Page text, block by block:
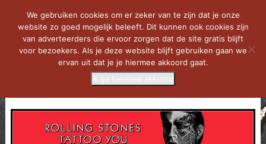
We gebruiken cookies om er zeker van te zijn dat je onze
website zo goed mogelijk beleeft. Dit kunnen ook cookies zijn
van adverteerders die ervoor zorgen dat de site gratis blijft
voor bezoekers. Als je deze website blijft gebruiken gaan we
ervan uit dat je je hiermee akkoord gaat.
Ik ga hiermee akkoord